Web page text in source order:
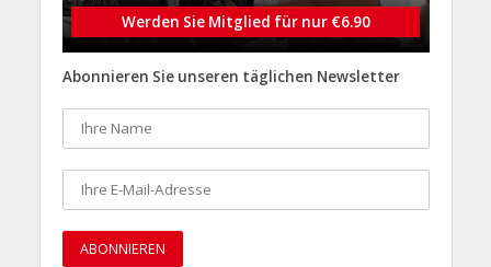
Werden Sie Mitglied für nur €6.90
Abonnieren Sie unseren täglichen Newsletter